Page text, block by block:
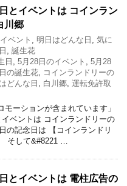
とイベントは コインラン
川郷
イベント 明日はどんな日
気に
誕生花
日
5月28日のイベント
5月28
の誕生花
コインランドリーの
どんな日 白川郷 運転免許取
ーションが含まれています」
ベントは コインランドリーの
の記念日は 【コインランドリ
そして&#8221 …
とイベントは 電柱広告の